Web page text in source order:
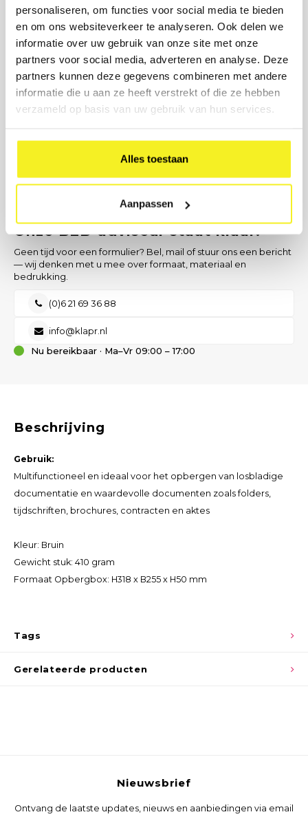
personaliseren, om functies voor social media te bieden
en om ons websiteverkeer te analyseren. Ook delen we
informatie over uw gebruik van onze site met onze
partners voor social media, adverteren en analyse. Deze
partners kunnen deze gegevens combineren met andere
informatie die u aan ze heeft verstrekt of die ze hebben
verzameld op basis van uw gebruik van hun services.
Alles toestaan
Aanpassen
AANTAL
BEDRIJFSNAAM
BEDRUKKING GEWENST? (OPTIONEEL)
Onze B2B-adviseur staat klaar.
Geen tijd voor een formulier? Bel, mail of stuur ons een bericht
— wij denken met u mee over formaat, materiaal en
bedrukking.
(0)6 21 69 36 88
info@klapr.nl
Nu bereikbaar · Ma–Vr 09:00 – 17:00
Beschrijving
Gebruik:
Multifunctioneel en ideaal voor het opbergen van losbladige
documentatie en waardevolle documenten zoals folders,
tijdschriften, brochures, contracten en aktes
Kleur: Bruin
Gewicht stuk: 410 gram
Formaat Opbergbox: H318 x B255 x H50 mm
Tags
Gerelateerde producten
Nieuwsbrief
Ontvang de laatste updates, nieuws en aanbiedingen via email